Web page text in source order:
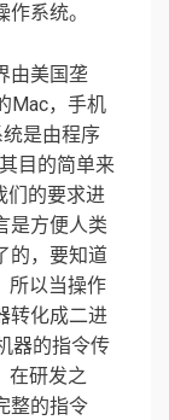
系统。
由美国垄
Mac，手机
是由程序
目的简单来
们的要求进
是方便人类
的，要知道
所以当操作
转化成二进
器的指令传
在研发之
整的指令